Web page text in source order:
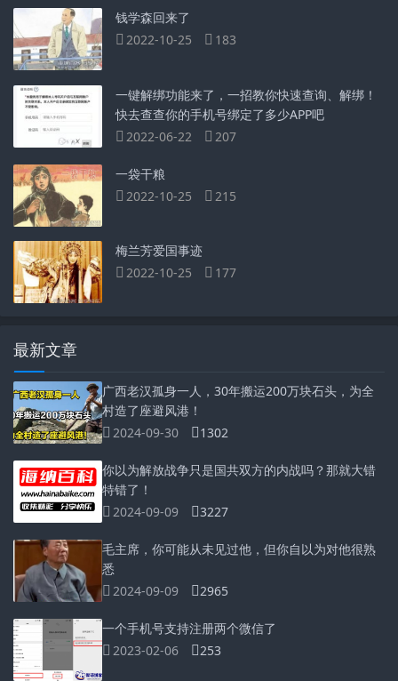
钱学森回来了
2022-10-25
183
一键解绑功能来了，一招教你快速查询、解绑！
快去查查你的手机号绑定了多少APP吧
2022-06-22
207
一袋干粮
2022-10-25
215
梅兰芳爱国事迹
2022-10-25
177
最新文章
广西老汉孤身一人，30年搬运200万块石头，为全
村造了座避风港！
2024-09-30
1302
你以为解放战争只是国共双方的内战吗？那就大错
特错了！
2024-09-09
3227
毛主席，你可能从未见过他，但你自以为对他很熟
悉
2024-09-09
2965
一个手机号支持注册两个微信了
2023-02-06
253